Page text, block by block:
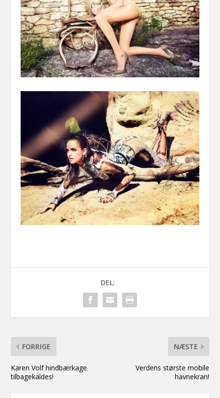
DEL:
FORRIGE
Karen Volf hindbærkage
tilbagekaldes!
NÆSTE
Verdens største mobile
havnekran!